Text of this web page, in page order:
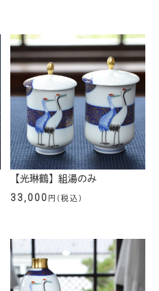
【光琳鶴】組湯のみ
33,000 円(税込)